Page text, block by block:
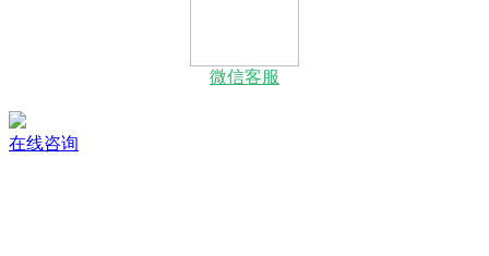
微信客服
在线咨询